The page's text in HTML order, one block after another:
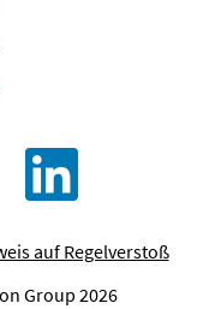
auf Regelverstoß
Group 2026